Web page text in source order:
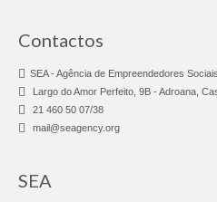
Ás de Marvila
Clube de Pais
Consultoria &
Contactos
SEA - Agência de Empreendedores Sociais
Largo do Amor Perfeito, 9B - Adroana,
21 460 50 07/38
mail@seagency.org
SEA